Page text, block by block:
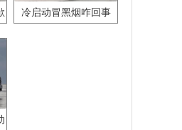
冷启动冒黑烟咋回事